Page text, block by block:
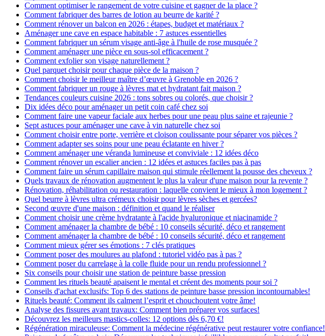
Comment optimiser le rangement de votre cuisine et gagner de la place ?
Comment fabriquer des barres de lotion au beurre de karité ?
Comment rénover un balcon en 2026 : étapes, budget et matériaux ?
Aménager une cave en espace habitable : 7 astuces essentielles
Comment fabriquer un sérum visage anti-âge à l'huile de rose musquée ?
Comment aménager une pièce en sous-sol efficacement ?
Comment exfolier son visage naturellement ?
Quel parquet choisir pour chaque pièce de la maison ?
Comment choisir le meilleur maître d’œuvre à Grenoble en 2026 ?
Comment fabriquer un rouge à lèvres mat et hydratant fait maison ?
Tendances couleurs cuisine 2026 : tons sobres ou colorés, que choisir ?
Dix idées déco pour aménager un petit coin café chez soi
Comment faire une vapeur faciale aux herbes pour une peau plus saine et rajeunie ?
Sept astuces pour aménager une cave à vin naturelle chez soi
Comment choisir entre porte, verrière et cloison coulissante pour séparer vos pièces ?
Comment adapter ses soins pour une peau éclatante en hiver ?
Comment aménager une véranda lumineuse et conviviale : 12 idées déco
Comment rénover un escalier ancien : 12 idées et astuces faciles pas à pas
Comment faire un sérum capillaire maison qui stimule réellement la pousse des cheveux ?
Quels travaux de rénovation augmentent le plus la valeur d'une maison pour la revente ?
Rénovation, réhabilitation ou restauration : laquelle convient le mieux à mon logement ?
Quel beurre à lèvres ultra crémeux choisir pour lèvres sèches et gercées?
Second œuvre d'une maison : définition et quand le réaliser
Comment choisir une crème hydratante à l'acide hyaluronique et niacinamide ?
Comment aménager la chambre de bébé : 10 conseils sécurité, déco et rangement
Comment aménager la chambre de bébé : 10 conseils sécurité, déco et rangement
Comment mieux gérer ses émotions : 7 clés pratiques
Comment poser des moulures au plafond : tutoriel vidéo pas à pas ?
Comment poser du carrelage à la colle fluide pour un rendu professionnel ?
Six conseils pour choisir une station de peinture basse pression
Comment les rituels beauté apaisent le mental et créent des moments pour soi ?
Conseils d'achat exclusifs: Top 6 des stations de peinture basse pression incontournables!
Rituels beauté: Comment ils calment l’esprit et chouchoutent votre âme!
Analyse des fissures avant travaux: Comment bien préparer vos surfaces!
Découvrez les meilleurs mastics-colles: 12 options dès 6,70 €!
Régénération miraculeuse: Comment la médecine régénérative peut restaurer votre confiance!